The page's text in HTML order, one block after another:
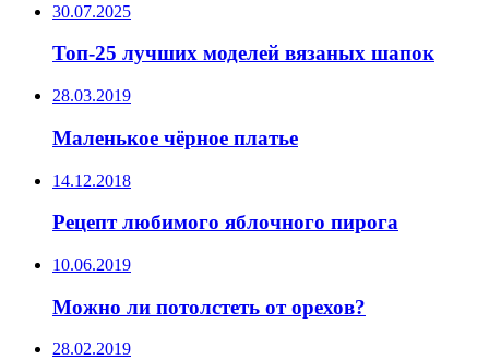
30.07.2025
Топ-25 лучших моделей вязаных шапок
28.03.2019
Маленькое чёрное платье
14.12.2018
Рецепт любимого яблочного пирога
10.06.2019
Можно ли потолстеть от орехов?
28.02.2019